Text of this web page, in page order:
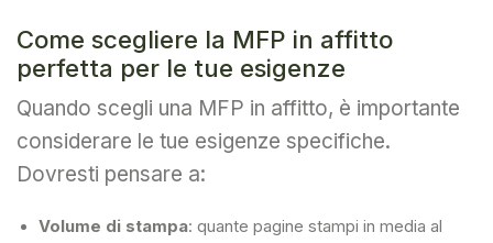
Come scegliere la MFP in affitto
perfetta per le tue esigenze
Quando scegli una MFP in affitto, è importante
considerare le tue esigenze specifiche.
Dovresti pensare a:
Volume di stampa: quante pagine stampi in media al